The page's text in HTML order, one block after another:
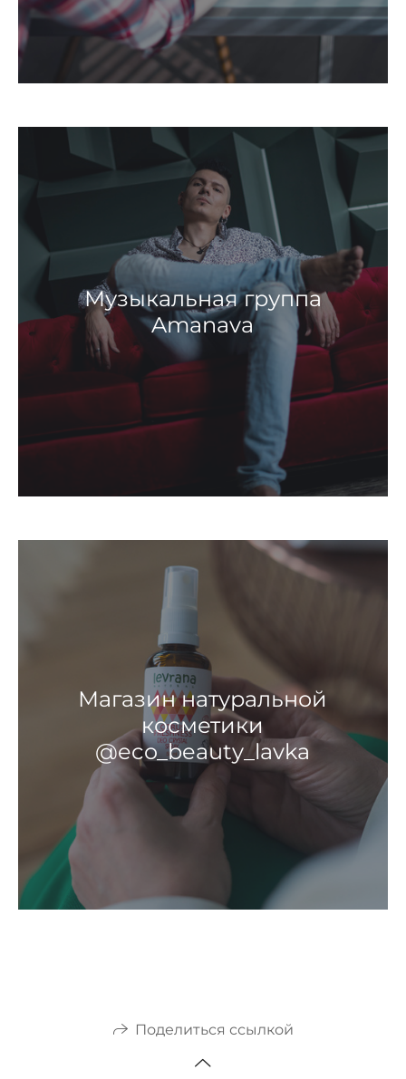
Музыкальная группа
Amanava
Магазин натуральной
косметики
@eco_beauty_lavka
Поделиться ссылкой